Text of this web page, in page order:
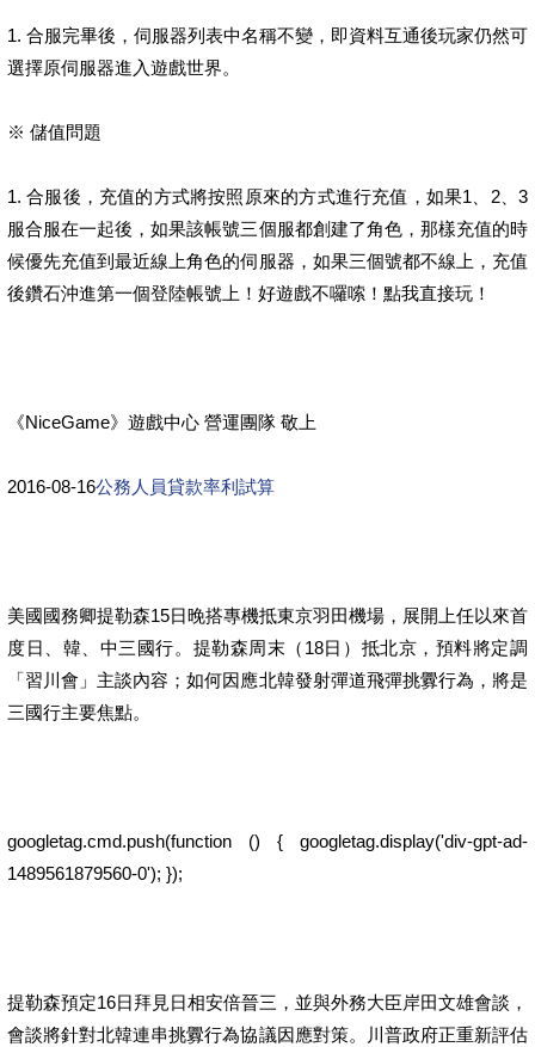
1. 合服完畢後，伺服器列表中名稱不變，即資料互通後玩家仍然可
選擇原伺服器進入遊戲世界。
※ 儲值問題
1. 合服後，充值的方式將按照原來的方式進行充值，如果1、2、3
服合服在一起後，如果該帳號三個服都創建了角色，那樣充值的時
候優先充值到最近線上角色的伺服器，如果三個號都不線上，充值
後鑽石沖進第一個登陸帳號上！好遊戲不囉嗦！點我直接玩！
《NiceGame》遊戲中心 營運團隊 敬上
2016-08-16公務人員貸款率利試算
美國國務卿提勒森15日晚搭專機抵東京羽田機場，展開上任以來首
度日、韓、中三國行。提勒森周末（18日）抵北京，預料將定調
「習川會」主談內容；如何因應北韓發射彈道飛彈挑釁行為，將是
三國行主要焦點。
googletag.cmd.push(function () { googletag.display('div-gpt-ad-
1489561879560-0'); });
提勒森預定16日拜見日相安倍晉三，並與外務大臣岸田文雄會談，
會談將針對北韓連串挑釁行為協議因應對策。川普政府正重新評估